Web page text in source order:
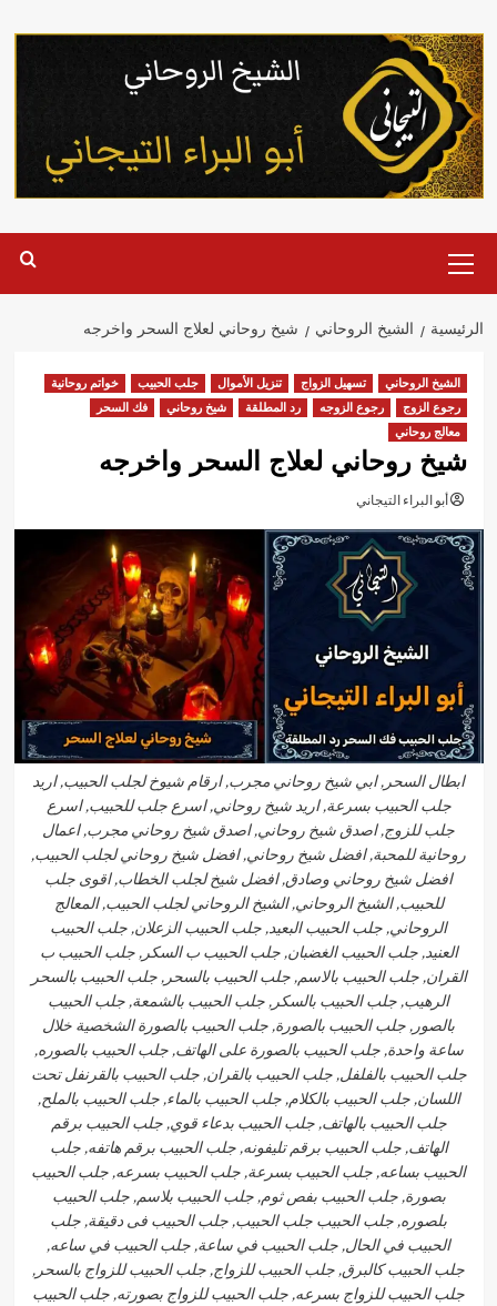
إلى
المحتوى
الرئيسية
الرئيسية الشيخ الروحاني شيخ روحاني لعلاج السحر واخرجه
الشيخ الروحاني تسهيل الزواج تنزيل الأموال جلب الحبيب
خواتم روحانية
رجوع الزوج
رجوع الزوجه رد المطلقة شيخ روحاني
فك السحر
معالج روحاني
شيخ روحاني لعلاج السحر واخرجه
أبو البراء التيجاني
ابطال السحر, ابي شيخ روحاني مجرب, ارقام شيوخ لجلب الحبيب, اريد
جلب الحبيب بسرعة, اريد شيخ روحاني, اسرع جلب للحبيب, اسرع
جلب للزوج, اصدق شيخ روحاني, اصدق شيخ روحاني مجرب, اعمال
روحانية للمحبة, افضل شيخ روحاني, افضل شيخ روحاني لجلب الحبيب,
افضل شيخ روحاني وصادق, افضل شيخ لجلب الخطاب, اقوى جلب
للحبيب, الشيخ الروحاني, الشيخ الروحاني لجلب الحبيب, المعالج
الروحاني, جلب الحبيب البعيد, جلب الحبيب الزعلان, جلب الحبيب
العنيد, جلب الحبيب الغضبان, جلب الحبيب ب السكر, جلب الحبيب ب
القران, جلب الحبيب بالاسم, جلب الحبيب بالسحر, جلب الحبيب بالسحر
الرهيب, جلب الحبيب بالسكر, جلب الحبيب بالشمعة, جلب الحبيب
بالصور, جلب الحبيب بالصورة, جلب الحبيب بالصورة الشخصية خلال
ساعة واحدة, جلب الحبيب بالصورة على الهاتف, جلب الحبيب بالصوره,
جلب الحبيب بالفلفل, جلب الحبيب بالقران, جلب الحبيب بالقرنفل تحت
اللسان, جلب الحبيب بالكلام, جلب الحبيب بالماء, جلب الحبيب بالملح,
جلب الحبيب بالهاتف, جلب الحبيب بدعاء قوي, جلب الحبيب برقم
الهاتف, جلب الحبيب برقم تليفونه, جلب الحبيب برقم هاتفه, جلب
الحبيب بساعه, جلب الحبيب بسرعة, جلب الحبيب بسرعه, جلب الحبيب
بصورة, جلب الحبيب بفص ثوم, جلب الحبيب بلاسم, جلب الحبيب
بلصوره, جلب الحبيب جلب الحبيب, جلب الحبيب فى دقيقة, جلب
الحبيب في الحال, جلب الحبيب في ساعة, جلب الحبيب في ساعه,
جلب الحبيب كالبرق, جلب الحبيب للزواج, جلب الحبيب للزواج بالسحر,
جلب الحبيب للزواج بسرعه, جلب الحبيب للزواج بصورته, جلب الحبيب